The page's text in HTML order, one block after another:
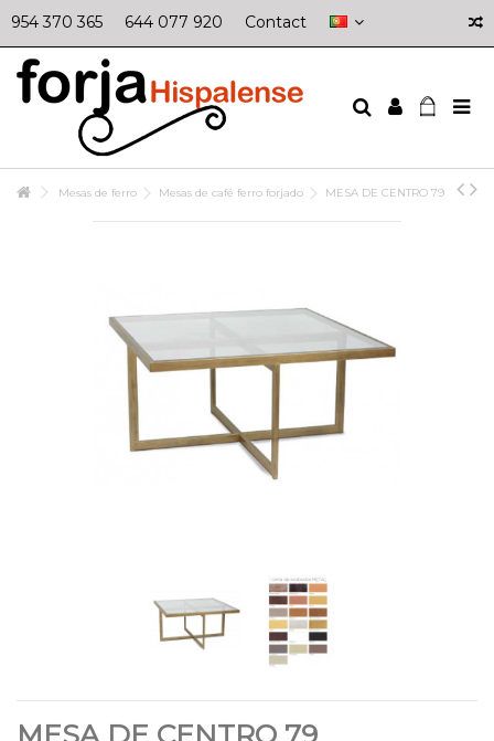
954 370 365 644 077 920 Contact
Mesas de ferro Mesas de café ferro forjado MESA DE CENTRO 79
MESA DE CENTRO 79